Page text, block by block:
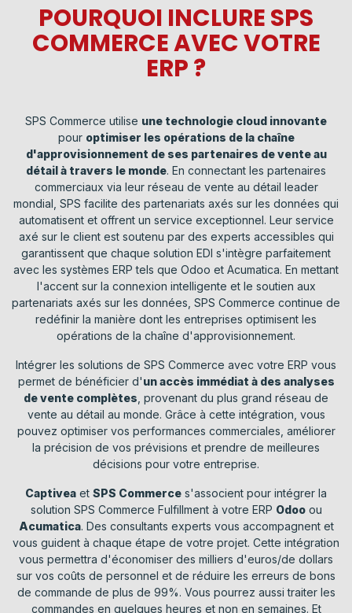
POURQUOI INCLURE SPS
COMMERCE AVEC VOTRE
ERP ?
SPS Commerce utilise une technologie cloud innovante
pour optimiser les opérations de la chaîne
d'approvisionnement de ses partenaires de vente au
détail à travers le monde. En connectant les partenaires
commerciaux via leur réseau de vente au détail leader
mondial, SPS facilite des partenariats axés sur les données qui
automatisent et offrent un service exceptionnel. Leur service
axé sur le client est soutenu par des experts accessibles qui
garantissent que chaque solution EDI s'intègre parfaitement
avec les systèmes ERP tels que Odoo et Acumatica. En mettant
l'accent sur la connexion intelligente et le soutien aux
partenariats axés sur les données, SPS Commerce continue de
redéfinir la manière dont les entreprises optimisent les
opérations de la chaîne d'approvisionnement.
Intégrer les solutions de SPS Commerce avec votre ERP vous
permet de bénéficier d'un accès immédiat à des analyses
de vente complètes , provenant du plus grand réseau de
vente au détail au monde. Grâce à cette intégration, vous
pouvez optimiser vos performances commerciales, améliorer
la précision de vos prévisions et prendre de meilleures
décisions pour votre entreprise.
Captivea et SPS Commerce s'associent pour intégrer la
solution SPS Commerce Fulfillment à votre ERP Odooou
Acumatica. Des consultants experts vous accompagnent et
vous guident à chaque étape de votre projet. Cette intégration
vous permettra d'économiser des milliers d'euros/de dollars
sur vos coûts de personnel et de réduire les erreurs de bons
de commande de plus de 99%. Vous pourrez aussi traiter les
commandes en quelques heures et non en semaines. Et